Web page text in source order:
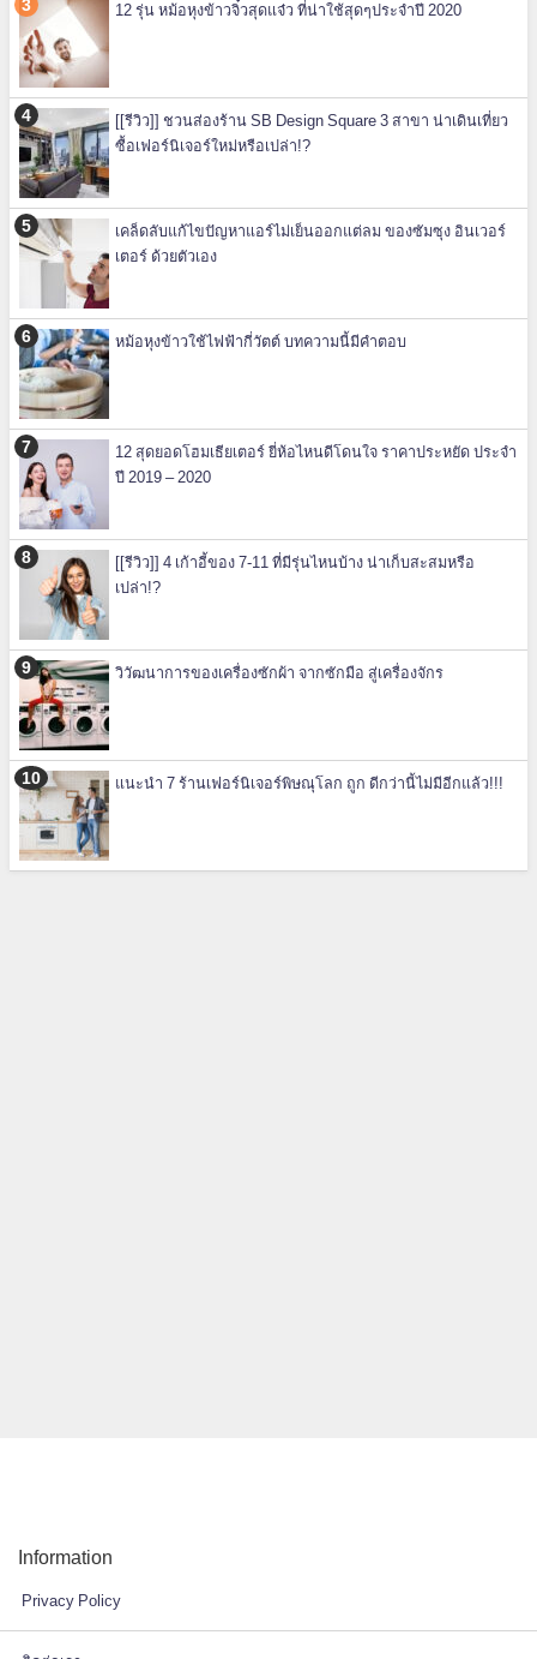
12 รุ่น หม้อหุงข้าวจิ๋วสุดแจ๋ว ที่น่าใช้สุดๆประจำปี 2020
[[รีวิว]] ชวนส่องร้าน SB Design Square 3 สาขา น่าเดินเที่ยว
ซื้อเฟอร์นิเจอร์ใหม่หรือเปล่า!?
เคล็ดลับแก้ไขปัญหาแอร์ไม่เย็นออกแต่ลม ของซัมซุง อินเวอร์
เตอร์ ด้วยตัวเอง
หม้อหุงข้าวใช้ไฟฟ้ากี่วัตต์ บทความนี้มีคำตอบ
12 สุดยอดโฮมเธียเตอร์ ยี่ห้อไหนดีโดนใจ ราคาประหยัด ประจำ
ปี 2019 – 2020
[[รีวิว]] 4 เก้าอี้ของ 7-11 ที่มีรุ่นไหนบ้าง น่าเก็บสะสมหรือ
เปล่า!?
วิวัฒนาการของเครื่องซักผ้า จากซักมือ สู่เครื่องจักร
แนะนำ 7 ร้านเฟอร์นิเจอร์พิษณุโลก ถูก ดีกว่านี้ไม่มีอีกแล้ว!!!
Information
Privacy Policy